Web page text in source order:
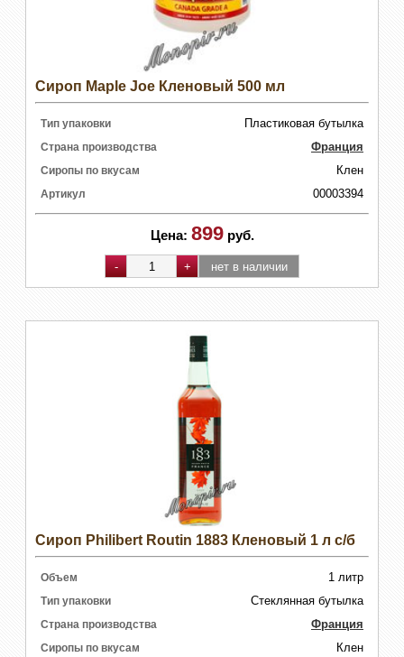
Сироп Maple Joe Кленовый 500 мл
Тип упаковки Пластиковая бутылка
Страна производства Франция
Сиропы по вкусам Клен
Артикул 00003394
Цена: 899 руб.
Сироп Philibert Routin 1883 Кленовый 1 л с/б
Объем 1 литр
Тип упаковки Стеклянная бутылка
Страна производства Франция
Сиропы по вкусам Клен